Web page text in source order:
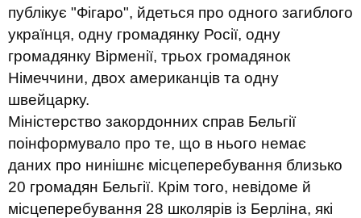
публікує "Фігаро", йдеться про одного загиблого
українця, одну громадянку Росії, одну
громадянку Вірменії, трьох громадянок
Німеччини, двох американців та одну
швейцарку.
Міністерство закордонних справ Бельгії
поінформувало про те, що в нього немає
даних про нинішнє місцеперебування близько
20 громадян Бельгії. Крім того, невідоме й
місцеперебування 28 школярів із Берліна, які